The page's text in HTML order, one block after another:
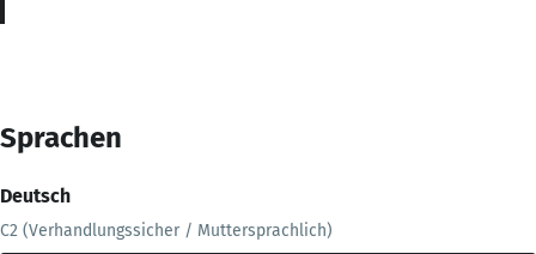
Sprachen
Deutsch
C2 (Verhandlungssicher / Muttersprachlich)